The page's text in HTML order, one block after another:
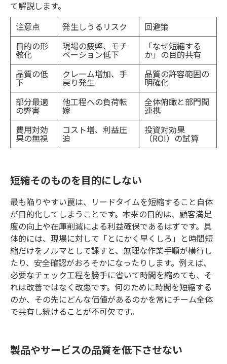
て解説します。
注意点
発生しうるリスク
回避策
目的の形
骸化
現場の疲弊、モチ
ベーション低下
「なぜ短縮する
か」の目的共有
品質の低
下
クレーム増加、手
戻り発生
品質の許容範囲の
明確化
部分最適
の弊害
他工程への負荷転
嫁
全体俯瞰と部門間
連携
費用対効
果の無視
コスト増、利益圧
迫
投資対効果
（ROI）の試算
短縮そのものを目的にしない
最も陥りやすい罠は、リードタイムを短縮すること自体
が目的化してしまうことです。本来の目的は、顧客満足
度の向上や在庫削減による利益確保であるはずです。具
体的には、現場に対して「とにかく早くしろ」と時間短
縮だけをノルマとして課すと、無理な作業手順が横行し
たり、安全確認がおろそかになったりします。例えば、
必要なチェック工程を勝手に省いて時間を縮めても、そ
れは改善ではなく改悪です。何のために時間を短縮する
のか、その先にどんな価値があるのかを常にチーム全体
で共有し続けることが不可欠です。
製品やサービスの品質を低下させない